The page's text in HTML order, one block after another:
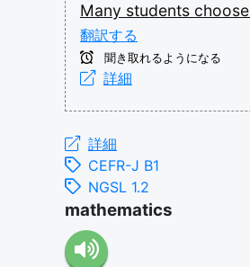
Many students choose
翻訳する
聞き取れるようになる
詳細
詳細
CEFR-J B1
NGSL 1.2
mathematics